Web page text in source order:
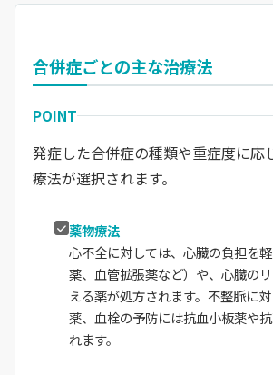
合併症ごとの主な治療法
POINT
発症した合併症の種類や重症度に応
療法が選択されます。
薬物療法
心不全に対しては、心臓の負担を
薬、血管拡張薬など）や、心臓の
える薬が処方されます。不整脈に
薬、血栓の予防には抗血小板薬や
れます。